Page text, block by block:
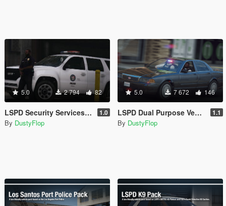
5.0 2 794 82
LSPD Security Services Pack 1.0
By DustyFlop
5.0 7 672 146
LSPD Dual Purpose Vehicle Pack 1.1
By DustyFlop